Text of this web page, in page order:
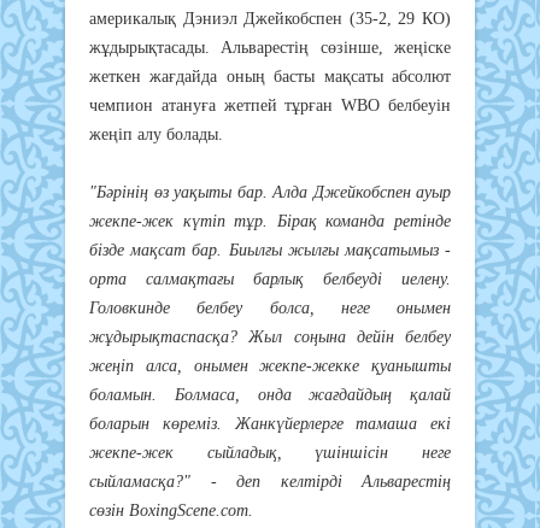
америкалық Дэниэл Джейкобспен (35-2, 29 КО)
жұдырықтасады. Альварестің сөзінше, жеңіске
жеткен жағдайда оның басты мақсаты абсолют
чемпион атануға жетпей тұрған WBO белбеуін
жеңіп алу болады.
"Бәрінің өз уақыты бар. Алда Джейкобспен ауыр
жекпе-жек күтіп тұр. Бірақ команда ретінде
бізде мақсат бар. Биылғы жылғы мақсатымыз -
орта салмақтағы барлық белбеуді иелену.
Головкинде белбеу болса, неге онымен
жұдырықтаспасқа? Жыл соңына дейін белбеу
жеңіп алса, онымен жекпе-жекке қуанышты
боламын. Болмаса, онда жағдайдың қалай
боларын көреміз. Жанкүйерлерге тамаша екі
жекпе-жек сыйладық, үшіншісін неге
сыйламасқа?" - деп келтірді Альварестің
сөзін BoxingScene.com.